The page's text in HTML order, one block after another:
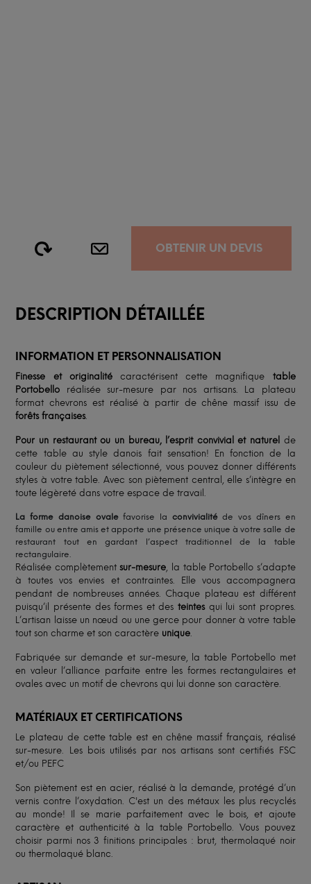
OBTENIR UN DEVIS
DESCRIPTION DÉTAILLÉE
INFORMATION ET PERSONNALISATION
Finesse et originalité caractérisent cette magnifique table
Portobello réalisée sur-mesure par nos artisans. La plateau
format chevrons est réalisé à partir de chêne massif issu de
forêts françaises.
Pour un restaurant ou un bureau, l’esprit convivial et naturel de
cette table au style danois fait sensation! En fonction de la
couleur du piètement sélectionné, vous pouvez donner différents
styles à votre table. Avec son piètement central, elle s’intègre en
toute légèreté dans votre espace de travail.
La forme danoise ovalefavorise la convivialitéde vos dîners en
famille ou entre amis et apporte une présence unique à votre salle de
restaurant tout en gardant l’aspect traditionnel de la table
rectangulaire.
Réalisée complètementsur-mesure, la table Portobello s’adapte
à toutes vos envies et contraintes. Elle vous accompagnera
pendant de nombreuses années. Chaque plateau est différent
puisqu’il présente des formes et desteintesqui lui sont propres.
L’artisan laisse un nœud ou une gerce pour donner à votre table
tout son charme et son caractère unique.
Fabriquée sur demande et sur-mesure, la table Portobello met
en valeur l’alliance parfaite entre les formes rectangulaires et
ovales avec un motif de chevrons qui lui donne son caractère.
MATÉRIAUX ET CERTIFICATIONS
Le plateau de cette table est en chêne massif français, réalisé
sur-mesure. Les bois utilisés par nos artisans sont certifiés FSC
et/ou PEFC
Son piètement est en acier, réalisé à la demande, protégé d’un
vernis contre l’oxydation. C'est un des métaux les plus recyclés
au monde! Il se marie parfaitement avec le bois, et ajoute
caractère et authenticité à la table Portobello. Vous pouvez
choisir parmi nos 3 finitions principales : brut, thermolaqué noir
ou thermolaqué blanc.